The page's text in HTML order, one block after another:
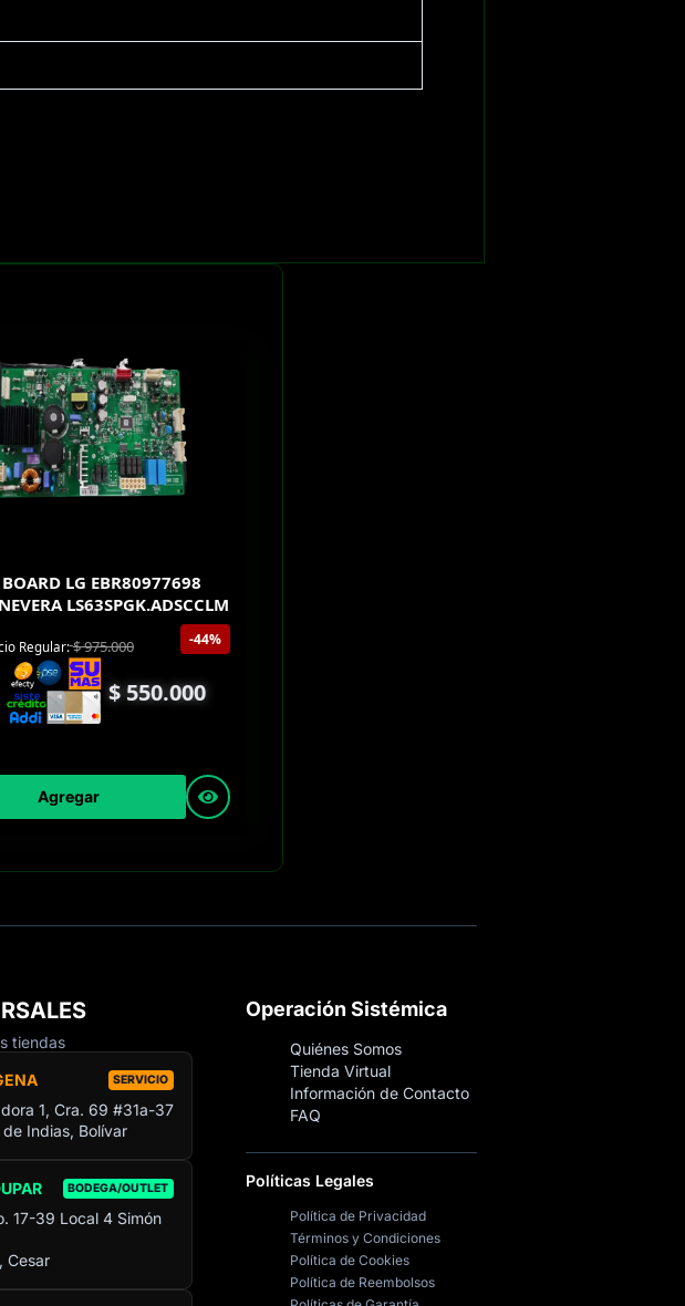
LG EBR80977698
LS63SPGK.ADSCCLM
-44%
Regular:$975.000
$550.000
Agregar
tiendas
SERVICIO
1, Cra. 69 #31a-37
Indias, Bolívar
BODEGA/OUTLET
17-39 Local 4 Simón
Cesar
Operación Sistémica
Quiénes Somos
Tienda Virtual
Información de Contacto
FAQ
Políticas Legales
Política de Privacidad
Términos y Condiciones
Política de Cookies
Política de Reembolsos